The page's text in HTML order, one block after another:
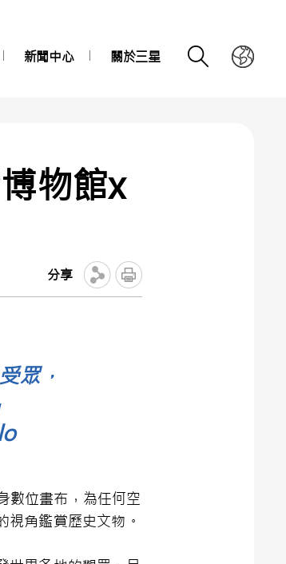
新聞中心 關於三星
物館x
分享
眾，
數位畫布，為任何空
角鑑賞歷史文物。